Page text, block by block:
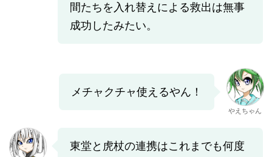
間たちを入れ替えによる救出は無事
成功したみたい。
メチャクチャ使えるやん！
やえちゃん
東堂と虎杖の連携はこれまでも何度